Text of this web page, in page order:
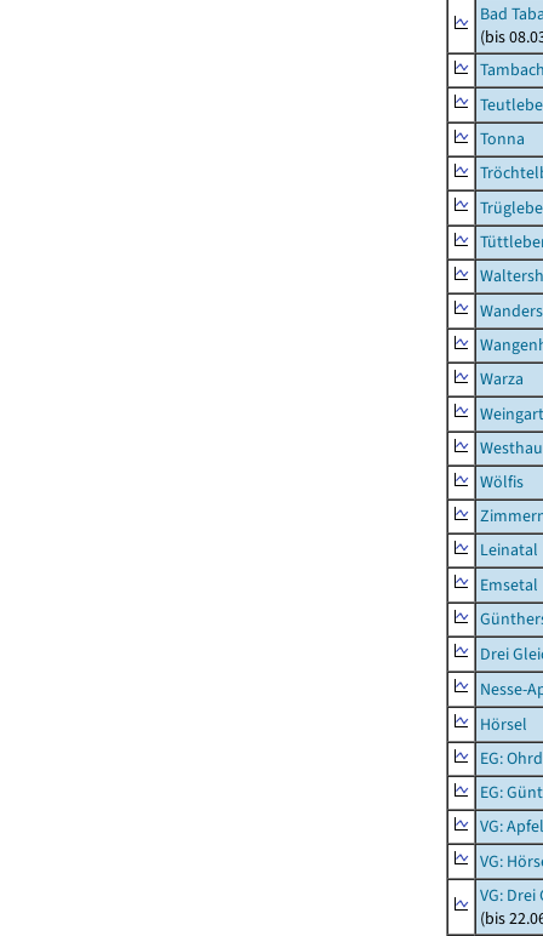
Bad
(bis
Tonna
Warza
Wölfis
Leinatal
Emsetal
Drei
Nesse-
Hörsel
EG:
EG:
VG:
VG:
VG:
(bis